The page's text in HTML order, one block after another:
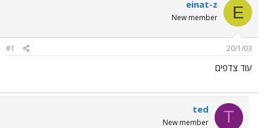
ח
ה
ש
א
ם
E
einat-z
New member
20/1/03
#1
עוד צדפים
T
ted
New member